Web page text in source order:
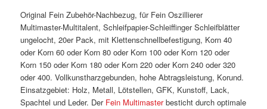
Original Fein Zubehör-Nachbezug, für Fein Oszillierer
Multimaster-Multitalent, Schleifpapier-Schleiffinger Schleifblätter
ungelocht, 20er Pack, mit Klettenschnellbefestigung, Korn 40
oder Korn 60 oder Korn 80 oder Korn 100 oder Korn 120 oder
Korn 150 oder Korn 180 oder Korn 220 oder Korn 240 oder 320
oder 400. Vollkunstharzgebunden, hohe Abtragsleistung, Korund.
Einsatzgebiet: Holz, Metall, Lötstellen, GFK, Kunstoff, Lack,
Spachtel und Leder. Der Fein Multimasterbesticht durch optimale